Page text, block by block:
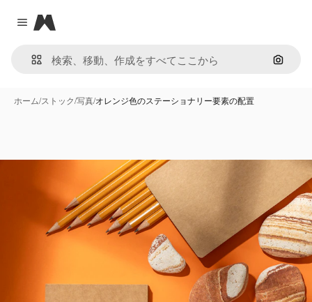
Close menu
Magnific
画像で
ホーム/ストック/写真/オレンジ色のステーショナリー要素の配置